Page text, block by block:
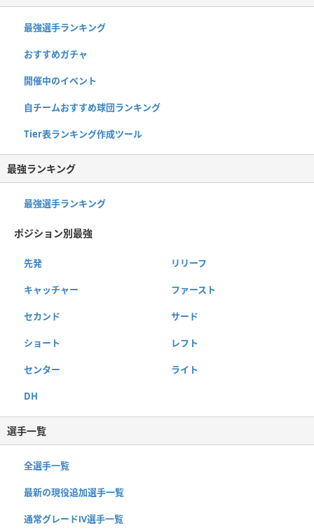
最強選手ランキング
おすすめガチャ
開催中のイベント
自チームおすすめ球団ランキング
Tier表ランキング作成ツール
最強ランキング
最強選手ランキング
ポジション別最強
先発 リリーフ
キャッチャー ファースト
セカンド サード
ショート レフト
センター ライト
DH
選手一覧
全選手一覧
最新の現役追加選手一覧
通常グレードⅣ選手一覧